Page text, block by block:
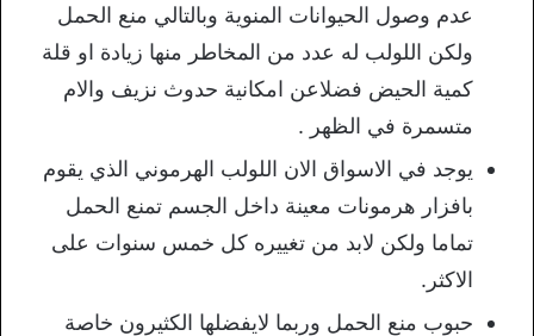
عدم وصول الحيوانات المنوية وبالتالي منع الحمل
ولكن اللولب له عدد من المخاطر منها زيادة او قلة
كمية الحيض فضلاعن امكانية حدوث نزيف والام
متسمرة في الظهر .
يوجد في الاسواق الان اللولب الهرموني الذي يقوم
بافزار هرمونات معينة داخل الجسم تمنع الحمل
تماما ولكن لابد من تغييره كل خمس سنوات على
الاكثر.
حبوب منع الحمل وربما لايفضلها الكثيرون خاصة